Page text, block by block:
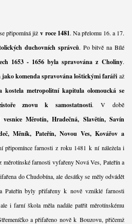
se připomíná jižv roce 1481. Na přelomu 16. a 17.
duchovních správců. Po bitvě na Bílé
1653 - 1656 byla spravována z Choliny.
jako komenda spravována loštickými farářiaž
metropolitní kapitula olomoucká se
znovu k samostatnosti. V době
Měrotín, Hradečná, Slavětín, Savín
Měník, Pateřín, Novou Ves, Kovářov a
připomínce farnosti z roku 1481 k ní náležela i
farnosti vyfařeny Nová Ves, Pateřín a
do Chudobína, ale desátky se měly odvádět
Pateřín byly přifařeny k nově vzniklé farnosti
i farní škola měla nadále patřit měrotínskému
a přifařeno nově k Bouzovu, přičemž